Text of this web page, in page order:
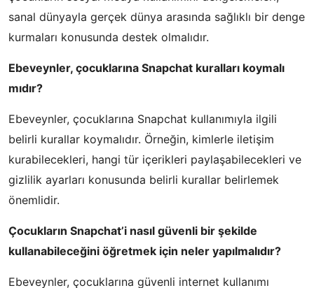
sanal dünyayla gerçek dünya arasında sağlıklı bir denge
kurmaları konusunda destek olmalıdır.
Ebeveynler, çocuklarına Snapchat kuralları koymalı
mıdır?
Ebeveynler, çocuklarına Snapchat kullanımıyla ilgili
belirli kurallar koymalıdır. Örneğin, kimlerle iletişim
kurabilecekleri, hangi tür içerikleri paylaşabilecekleri ve
gizlilik ayarları konusunda belirli kurallar belirlemek
önemlidir.
Çocukların Snapchat’i nasıl güvenli bir şekilde
kullanabileceğini öğretmek için neler yapılmalıdır?
Ebeveynler, çocuklarına güvenli internet kullanımı